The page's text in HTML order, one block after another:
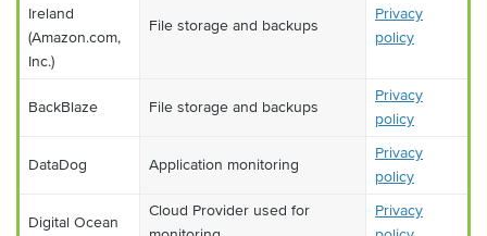
Ireland
(Amazon.com,
Inc.)
File storage and backups
Privacy
policy
BackBlaze File storage and backups
Privacy
policy
DataDog Application monitoring
Privacy
policy
Digital Ocean
Cloud Provider used for
Privacy